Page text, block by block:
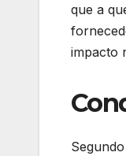
que a
impacto